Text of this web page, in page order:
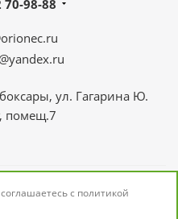
70-98-88
ул. Гагарина Ю.
помещ.7
электронных
с политикой